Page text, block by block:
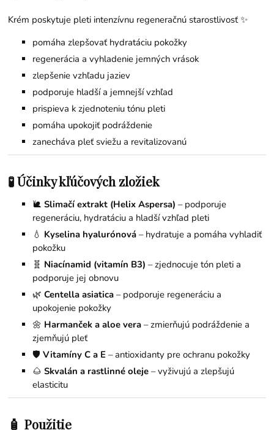
Krém poskytuje pleti intenzívnu regeneračnú starostlivosť ✨
pomáha zlepšovať hydratáciu pokožky
regenerácia a vyhladenie jemných vrások
zlepšenie vzhľadu jaziev
podporuje hladší a jemnejší vzhľad
prispieva k zjednoteniu tónu pleti
pomáha upokojiť podráždenie
zanecháva pleť sviežu a revitalizovanú
🧪 Účinky kľúčových zložiek
🐌Slimačí extrakt (Helix Aspersa) – podporuje
regeneráciu, hydratáciu a hladší vzhľad pleti
💧 Kyselina hyalurónová – hydratuje a pomáha vyhladiť
pokožku
🧬 Niacínamid (vitamín B3) – zjednocuje tón pleti a
podporuje jej obnovu
🌿Centella asiatica – podporuje regeneráciu a
upokojenie pokožky
🌼 Harmanček a aloe vera – zmierňujú podráždenie a
zjemňujú pleť
🛡️Vitamíny C a E – antioxidanty pre ochranu pokožky
🌰Skvalán a rastlinné oleje – vyživujú a zlepšujú
elasticitu
🧴 Použitie